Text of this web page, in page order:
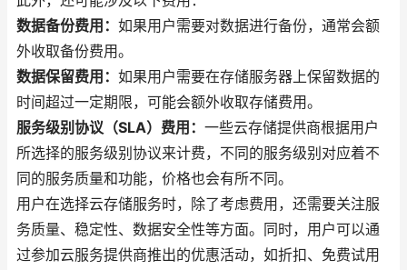
数据备份费用： 如果用户需要对数据进行备份，通常会额
外收取备份费用。
数据保留费用： 如果用户需要在存储服务器上保留数据的
时间超过一定期限，可能会额外收取存储费用。
服务级别协议（SLA）费用： 一些云存储提供商根据用户
所选择的服务级别协议来计费，不同的服务级别对应着不
同的服务质量和功能，价格也会有所不同。
用户在选择云存储服务时，除了考虑费用，还需要关注服
务质量、稳定性、数据安全性等方面。同时，用户可以通
过参加云服务提供商推出的优惠活动，如折扣、免费试用